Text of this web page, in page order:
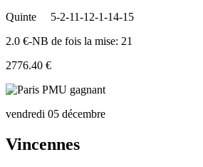
Quinte
5-2-11-12-1-14-15
2.0 €-NB de fois la mise: 21
2776.40 €
vendredi 05 décembre
Vincennes